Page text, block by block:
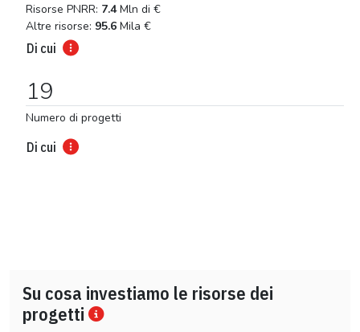
Risorse PNRR: 7.4 Mln di €
Altre risorse: 95.6 Mila €
Di cui
19
Numero di progetti
Di cui
Su cosa investiamo le risorse dei
progetti